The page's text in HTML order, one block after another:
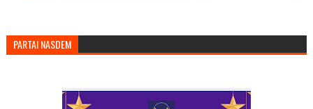
PARTAI NASDEM